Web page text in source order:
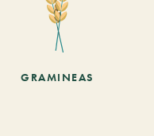
GRAMINEAS